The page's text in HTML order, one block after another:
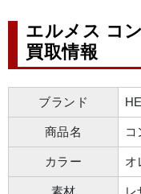
エルメス コ
買取情報
ブランド
商品名 コ
カラー オ
素材 レ